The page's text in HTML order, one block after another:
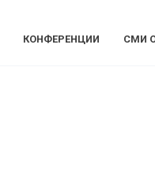
КОНФЕРЕНЦИИ СМИ